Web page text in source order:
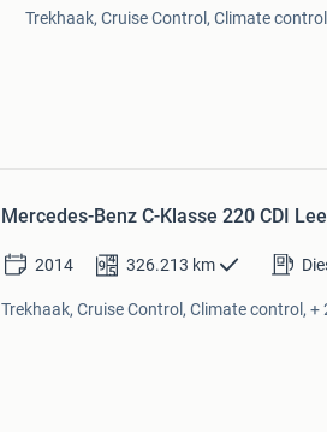
Trekhaak, Cruise Control, Climate
Mercedes-Benz C-Klasse 220 CDI
2014 326.213 km
Trekhaak, Cruise Control, Climate control, +